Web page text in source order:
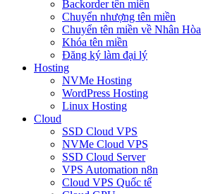
Backorder tên miền
Chuyển nhượng tên miền
Chuyển tên miền về Nhân Hòa
Khóa tên miền
Đăng ký làm đại lý
Hosting
NVMe Hosting
WordPress Hosting
Linux Hosting
Cloud
SSD Cloud VPS
NVMe Cloud VPS
SSD Cloud Server
VPS Automation n8n
Cloud VPS Quốc tế